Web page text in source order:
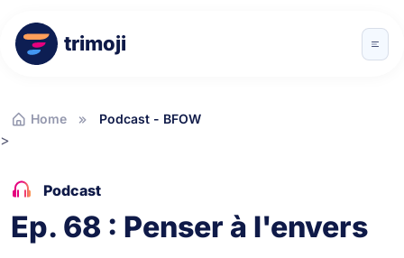
trimoji
Home Podcast - BFOW
>
Podcast
Ep. 68 : Penser à l'envers